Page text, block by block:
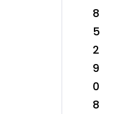
8
5
2
9
0
8